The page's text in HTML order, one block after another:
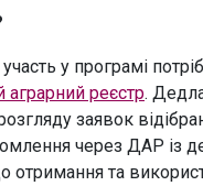
у програмі
реєстр.
заявок
через ДАР із
отримання та